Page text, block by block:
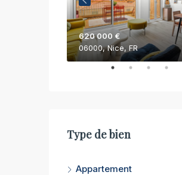
620 000 €
06000, Nice, FR
Type de bien
Appartement